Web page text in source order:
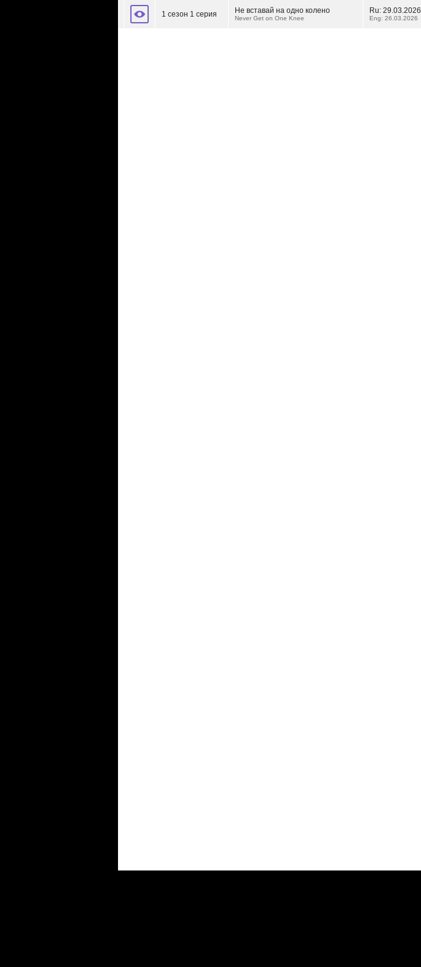
1 сезон 1 серия Не вставай на одно колено
Never Get on One Knee
Ru: 29.03.2026
Eng: 26.03.2026